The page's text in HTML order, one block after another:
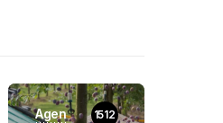
Agen 1512